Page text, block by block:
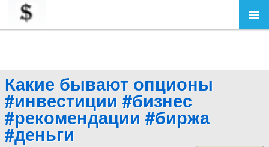
Какие бывают опционы
#инвестиции #бизнес
#рекомендации #биржа
#деньги